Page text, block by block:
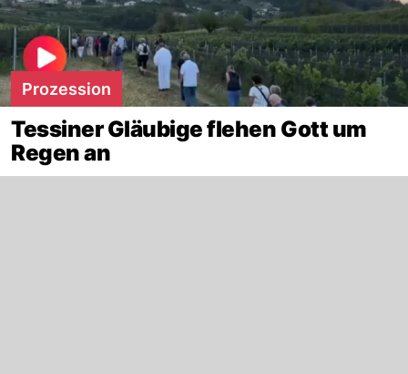
Prozession
Tessiner Gläubige flehen Gott um
Regen an